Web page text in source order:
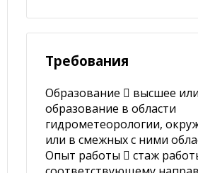
Требования
Образование  высшее
образование в области
гидрометеорологии,
или в смежных с ними
Опыт работы  стаж